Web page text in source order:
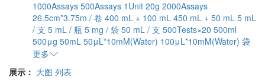
1000Assays 500Assays 1Unit 20g 2000Assays
26.5cm*3.75m / 卷 400 mL + 100 mL 450 mL + 50 mL 5 mL
/ 支 5 mL / 瓶 5 mg / 袋 50 mL / 支 500Tests×20 500ml
500μg 50mL 50μL*10mM(Water) 100μL*10mM(Water) 袋
更多
展示： 大图 列表